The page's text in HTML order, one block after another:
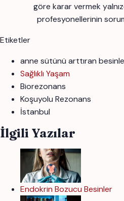
göre karar vermek
profesyonellerinin
Etiketler
anne sütünü arttıran
Sağlıklı Yaşam
Biorezonans
Koşuyolu Rezonans
İstanbul
İlgili Yazılar
Endokrin Bozucu Besinler